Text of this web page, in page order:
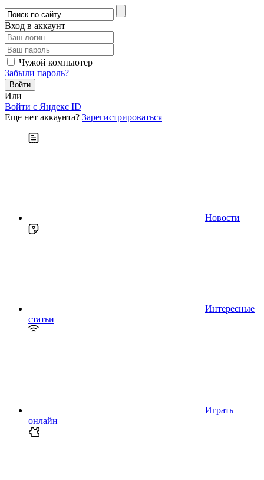
Вход в аккаунт
Чужой компьютер
Забыли пароль?
Или
Войти c Яндекс ID
Еще нет аккаунта? Зарегистрироваться
Новости
Интересные
статьи
Играть
онлайн